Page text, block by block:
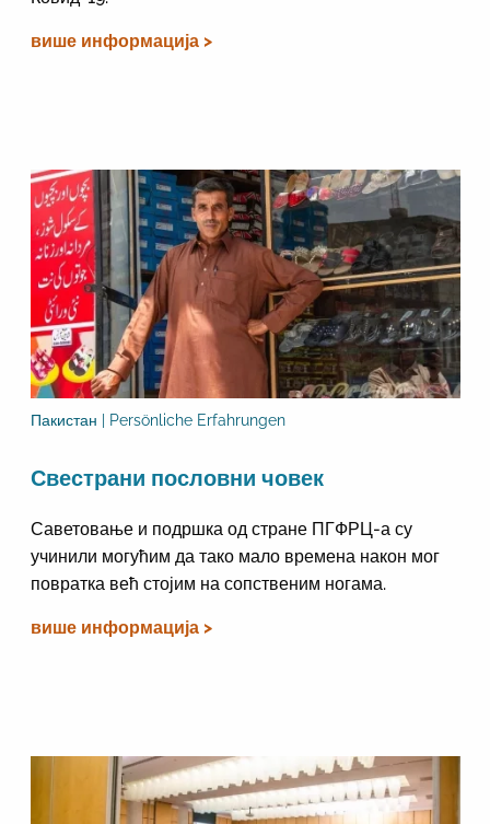
више информација >
Пакистан | Persönliche Erfahrungen
Свестрани пословни човек
Саветовање и подршка од стране ПГФРЦ-а су
учинили могућим да тако мало времена након мог
повратка већ стојим на сопственим ногама.
више информација >